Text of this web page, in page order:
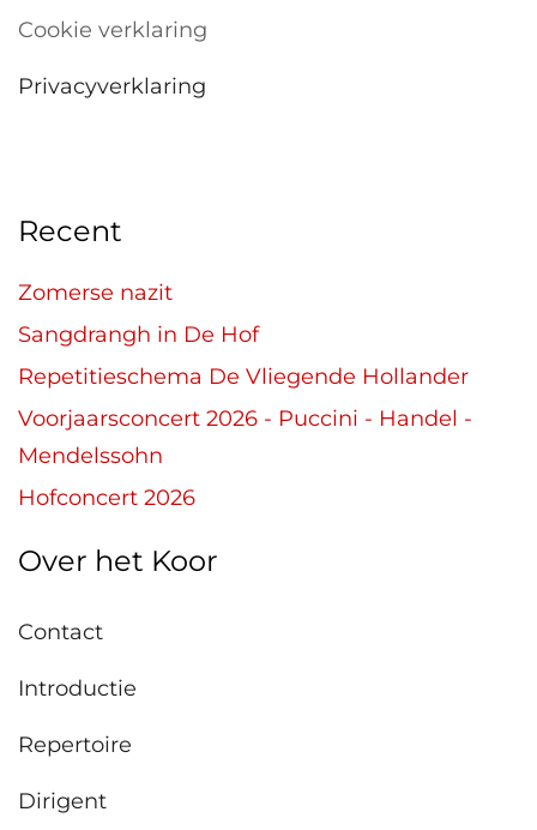
Cookie verklaring
Privacyverklaring
Recent
Zomerse nazit
Sangdrangh in De Hof
Repetitieschema De Vliegende Hollander
Voorjaarsconcert 2026 - Puccini - Handel -
Mendelssohn
Hofconcert 2026
Over het Koor
Contact
Introductie
Repertoire
Dirigent